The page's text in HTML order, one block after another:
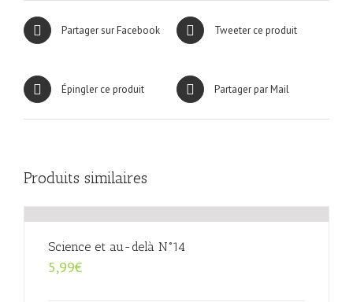
Partager sur Facebook Tweeter ce produit
Épingler ce produit Partager par Mail
Produits similaires
Science et au-delà N°14
5,99€